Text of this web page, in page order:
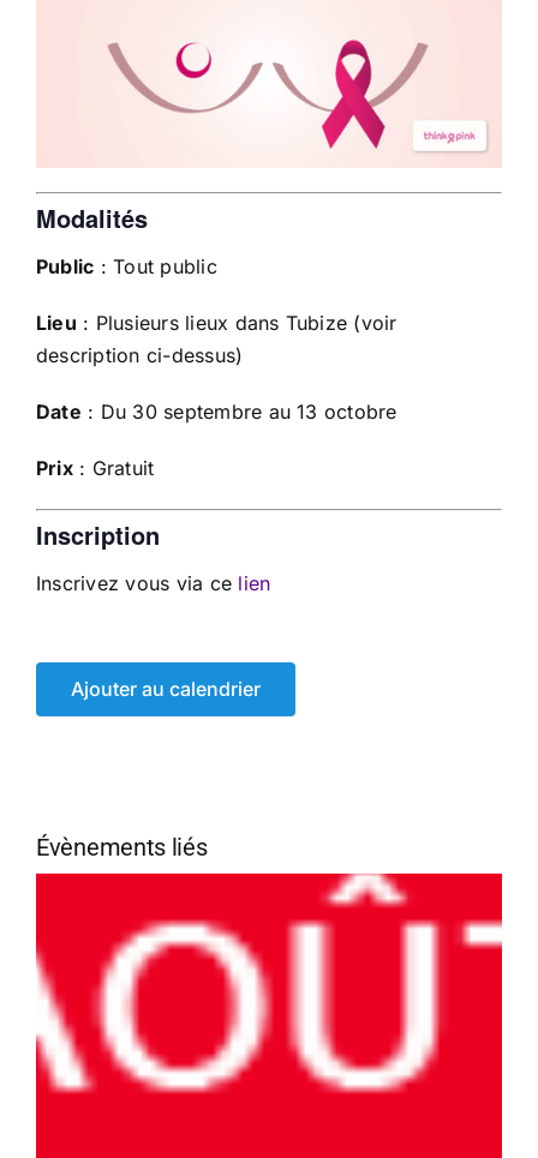
Modalités
Public : Tout public
Lieu : Plusieurs lieux dans Tubize (voir
description ci-dessus)
Date : Du 30 septembre au 13 octobre
Prix: Gratuit
Inscription
Inscrivez vous via ce lien
Ajouter au calendrier
Évènements liés